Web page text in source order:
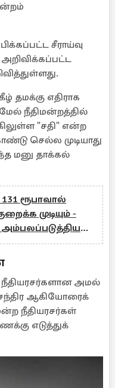
சீராய்வு
தமக்கு எதிராக
நீதிமன்றத்தில்
"சதி" என்ற
செல்ல முடியாது
மனு தாக்கல்
ரூபாவால்
முடியும் -
நீதியரசர்களான அமல்
ஆகியோரைக்
நீதியரசர்கள்
எடுத்துக்